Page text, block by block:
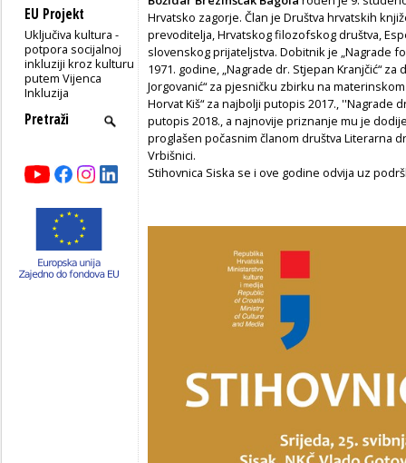
EU Projekt
Uključiva kultura -
potpora socijalnoj
inkluziji kroz kulturu
putem Vijenca
Inkluzija
Hrvatsko zagorje. Član je Društva hrvatskih
prevoditelja, Hrvatskog filozofskog društva,
slovenskog prijateljstva. Dobitnik je „Nagrade
1971. godine, „Nagrade dr. Stjepan Kranjčić“
Jorgovanić“ za pjesničku zbirku na
Horvat Kiš“ za najbolji putopis 2017., ''Nagrade
putopis 2018., a najnovije priznanje mu je
proglašen počasnim članom društva Literarna
Vrbišnici.
Stihovnica Siska se i ove godine odvija uz